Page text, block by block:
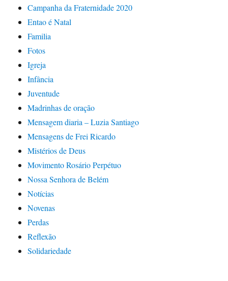
Campanha da Fraternidade 2020
Entao é Natal
Familia
Fotos
Igreja
Infância
Juventude
Madrinhas de oração
Mensagem diaria – Luzia Santiago
Mensagens de Frei Ricardo
Mistérios de Deus
Movimento Rosário Perpétuo
Nossa Senhora de Belém
Notícias
Novenas
Perdas
Reflexão
Solidariedade